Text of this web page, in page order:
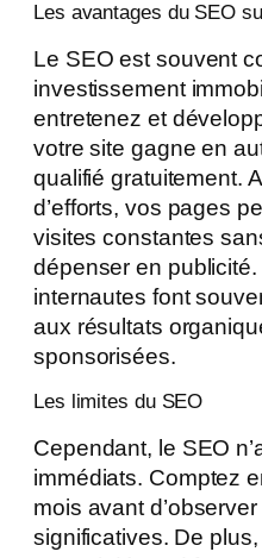
Les avantages du SEO
Le SEO est souvent
investissement
entretenez et
votre site gagne en
qualifié gratuitement.
d’efforts, vos pages
visites constantes
dépenser en
internautes font
aux résultats
sponsorisées.
Les limites du SEO
Cependant, le SEO
immédiats. Comptez
mois avant
significatives. De